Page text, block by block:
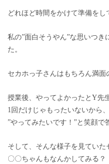
どれほど時間をかけて準備をし
私の”面白そうやん”な思いつ
た。
セカホっ子さんはもちろん満面
授業後、やってよかったとY先生
1回だけじゃもったいないから
”やってみたいです！”と笑顔で
そして、そんな様子を見ていた
〇〇ちゃんもなんかしてみる？